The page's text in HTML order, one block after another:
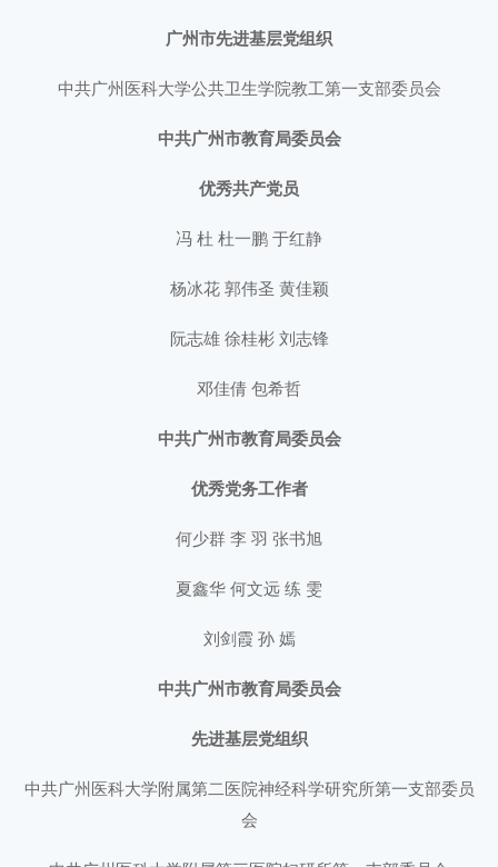
广州市先进基层党组织
中共广州医科大学公共卫生学院教工第一支部委员会
中共广州市教育局委员会
优秀共产党员
冯 杜 杜一鹏 于红静
杨冰花 郭伟圣 黄佳颖
阮志雄 徐桂彬 刘志锋
邓佳倩 包希哲
中共广州市教育局委员会
优秀党务工作者
何少群 李 羽 张书旭
夏鑫华 何文远 练 雯
刘剑霞 孙 嫣
中共广州市教育局委员会
先进基层党组织
中共广州医科大学附属第二医院神经科学研究所第一支部委员
会